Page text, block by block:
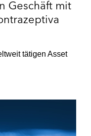
in IONITY, ein
Power-
Geschäft mit
tätigen Asset